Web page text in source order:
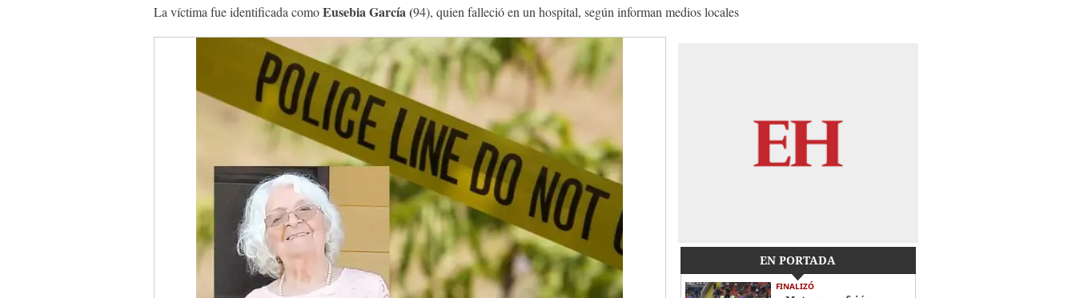
La víctima fue identificada comoEusebia García (94), quien falleció en un hospital, según informan medios locales
EN PORTADA
FINALIZÓ